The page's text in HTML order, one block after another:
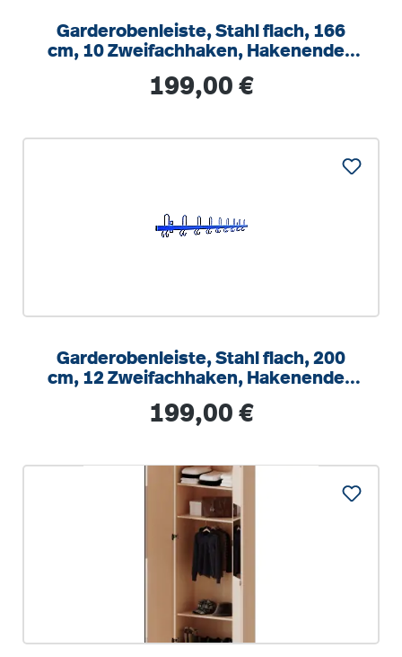
Garderobenleiste, Stahl flach, 166
cm, 10 Zweifachhaken, Hakenenden
Regulärer Preis:
199,00 €
Garderobenleiste, Stahl flach, 200
cm, 12 Zweifachhaken, Hakenenden
Regulärer Preis:
199,00 €